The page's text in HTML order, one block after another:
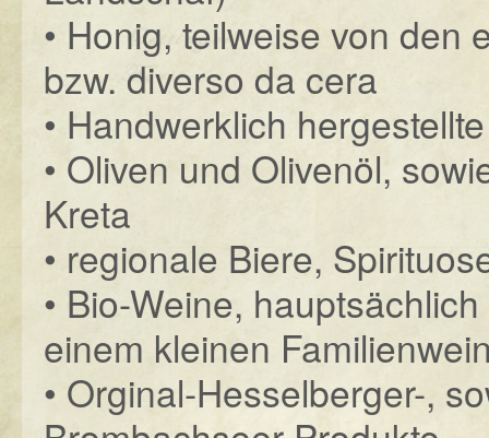
• Honig, teilweise von den
bzw. diverso da cera
• Handwerklich
• Oliven und Olivenöl,
Kreta
• regionale Biere,
• Bio-Weine,
einem kleinen
• Orginal-Hesselberger-,